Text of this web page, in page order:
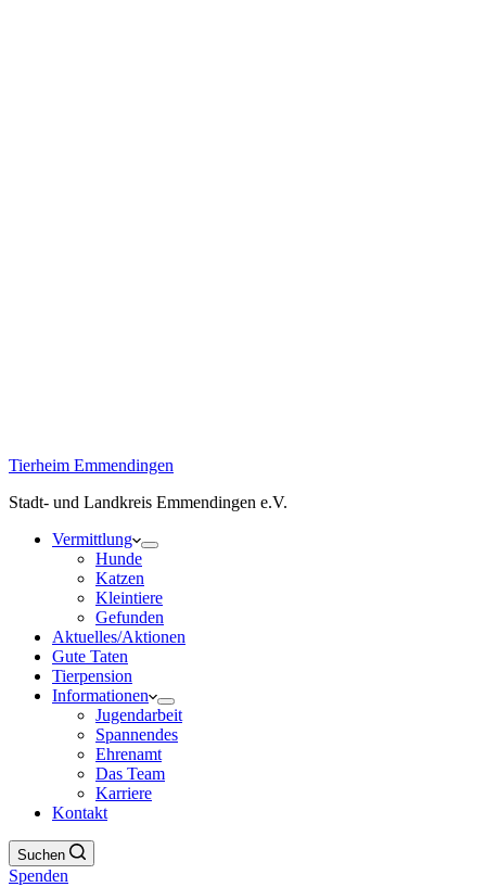
Tierheim Emmendingen
Stadt- und Landkreis Emmendingen e.V.
Vermittlung
Hunde
Katzen
Kleintiere
Gefunden
Aktuelles/Aktionen
Gute Taten
Tierpension
Informationen
Jugendarbeit
Spannendes
Ehrenamt
Das Team
Karriere
Kontakt
Suchen
Spenden